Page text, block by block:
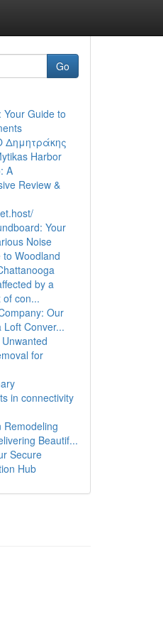
Go
Your Guide to
Δημητράκης
Harbor
A
Review &
Your
Noise
Woodland
by a
of con...
Our
Loft Conver...
for
in connectivity
Remodeling
Beautif...
Secure
Hub